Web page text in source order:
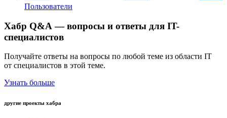
Пользователи
Хабр Q&A — вопросы и ответы для IT-
специалистов
Получайте ответы на вопросы по любой теме из области IT
от специалистов в этой теме.
Узнать больше
другие проекты хабра